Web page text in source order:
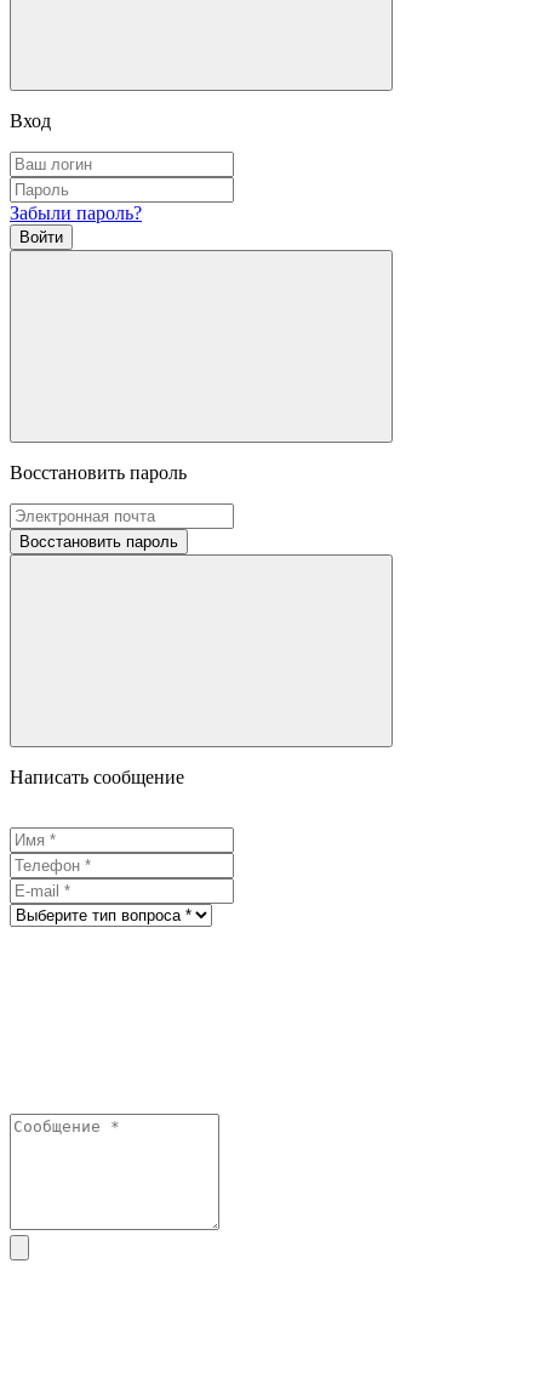
Вход
Забыли пароль?
Войти
Восстановить пароль
Восстановить пароль
Написать сообщение